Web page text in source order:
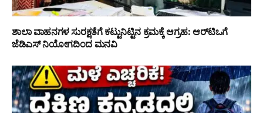
ಶಾಲಾ ವಾಹನಗಳ ಸುರಕ್ಷತೆಗೆ ಕಟ್ಟುನಿಟ್ಟಿನ ಕ್ರಮಕ್ಕೆ ಆಗ್ರಹ: ಆರ್‌ಟಿಒಗೆ
ಜೆಡಿಎಸ್ ನಿಯೋಗದಿಂದ ಮನವಿ